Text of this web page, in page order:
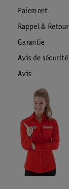
Paiement
Rappel & Retour
Garantie
Avis de sécurité
Avis